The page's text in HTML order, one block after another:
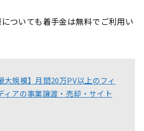
ついても着手金は無料でご利用い
大規模】月間20万PV以上のフィ
ィアの事業譲渡・売却・サイト